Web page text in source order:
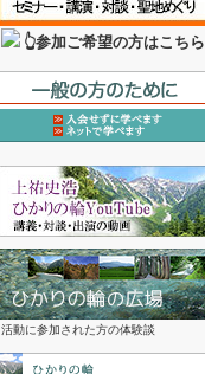
👆参加ご希望の方はこちら
活動に参加された方の体験談